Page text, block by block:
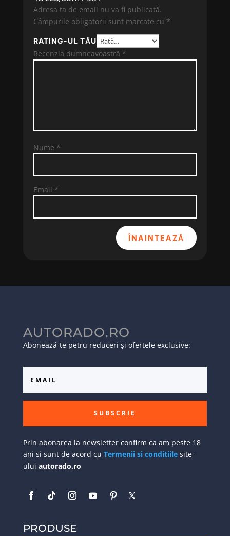
Adresa ta de email nu va fi publicată.
Câmpurile obligatorii sunt marcate cu *
RATING-UL TĂU
Recenzia dumneavoastră *
Nume *
Email *
ÎNAINTEAZĂ
AUTORADO.RO
Abonează-te petru reduceri și ofertele exclusive:
SUBSCRIE
Prin abonarea la newsletter confirm ca am peste 18
ani si sunt de acord cu Termenii si conditiilesite-
ului autorado.ro
PRODUSE